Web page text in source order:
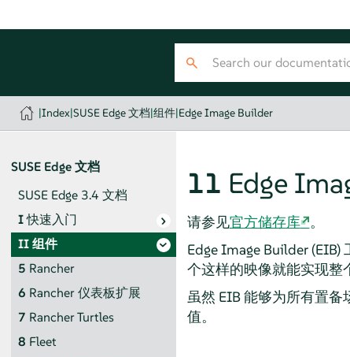
|Index|SUSE Edge 文档|组件|Edge Image Builder
SUSE Edge 文档
SUSE Edge 3.4 文档
I快速入门
II组件
5 Rancher
6 Rancher 仪表板扩展
7 Rancher Turtles
8 Fleet
11 Edge
请参见官方储存库
。
Edge Image Builder
个这样的映像就能实现整
虽然 EIB 能够为所有置
值。